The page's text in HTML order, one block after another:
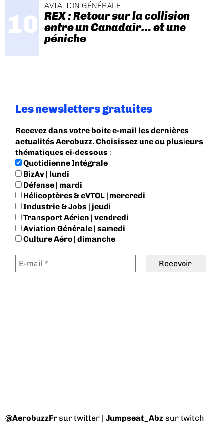
AVIATION GÉNÉRALE
REX : Retour sur la collision
entre un Canadair… et une
péniche
Les newsletters gratuites
Recevez dans votre boite e-mail les dernières
actualités Aerobuzz. Choisissez une ou plusieurs
thématiques ci-dessous :
Quotidienne Intégrale
BizAv | lundi
Défense | mardi
Hélicoptères & eVTOL | mercredi
Industrie & Jobs | jeudi
Transport Aérien | vendredi
Aviation Générale | samedi
Culture Aéro | dimanche
@AerobuzzFrsur twitter |Jumpseat_Abz sur twitch